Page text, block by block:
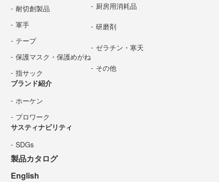
耐切創製品
軍手
テープ
保護マスク・保護めがね
指サック
厨房用消耗品
研磨剤
ゼラチン・寒天
その他
ブランド紹介
ホーケン
プロワーク
サスティナビリティ
SDGs
製品カタログ
English